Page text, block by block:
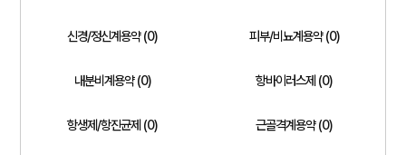
신경/정신계용약 (0) 피부/비뇨계용약 (0)
내분비계용약 (0) 항바이러스제 (0)
항생제/항진균제 (0) 근골격계용약 (0)